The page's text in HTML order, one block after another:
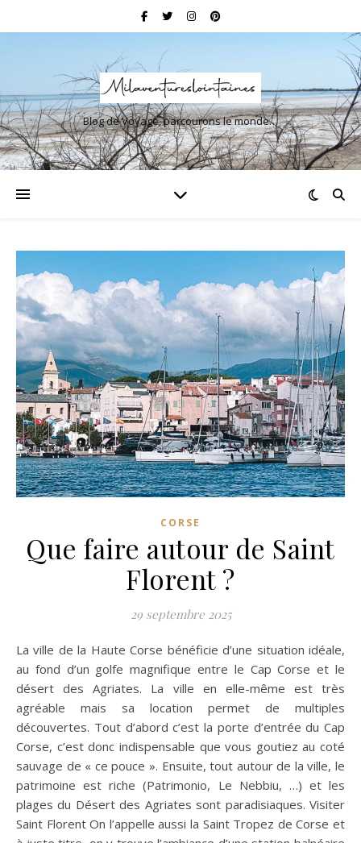
Blog de Voyage, parcourons le monde…
CORSE
Que faire autour de Saint
Florent ?
29 septembre 2025
La ville de la Haute Corse bénéficie d’une situation idéale,
au fond d’un golfe magnifique entre le Cap Corse et le
désert des Agriates. La ville en elle-même est très
agréable mais sa location permet de multiples
découvertes. Tout d’abord c’est la porte d’entrée du Cap
Corse, c’est donc indispensable que vous goutiez au coté
sauvage de « ce pouce ». Ensuite, tout autour de la ville, le
patrimoine est riche (Patrimonio, Le Nebbiu, …) et les
plages du Désert des Agriates sont paradisiaques. Visiter
Saint Florent On l’appelle aussi la Saint Tropez de Corse et